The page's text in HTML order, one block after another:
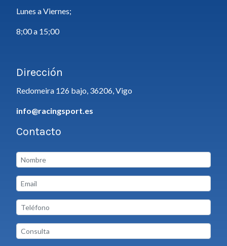
Lunes a Viernes;
8;00 a 15;00
Dirección
Redomeira 126 bajo, 36206, Vigo
info@racingsport.es
Contacto